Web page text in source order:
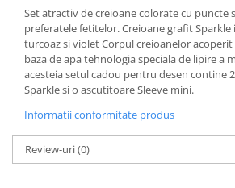
Instrumente de scris
Accesorii scriere
Creioane automate , mine
Creioane grafice
Cu stergere
Linere
Pixuri
Set atractiv de creioane colorate cu puncte
preferatele fetitelor. Creioane grafit Sparkle
turcoaz si violet Corpul creioanelor acoperit
baza de apa tehnologia speciala de lipire a
acesteia setul cadou pentru desen contine
Sparkle si o ascutitoare Sleeve mini.
Informatii conformitate produs
Review-uri(0)